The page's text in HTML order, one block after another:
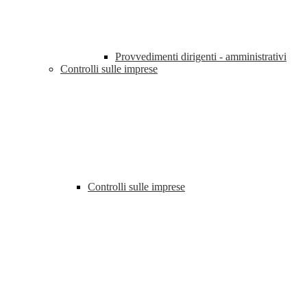
Provvedimenti dirigenti - amministrativi
Controlli sulle imprese
Controlli sulle imprese